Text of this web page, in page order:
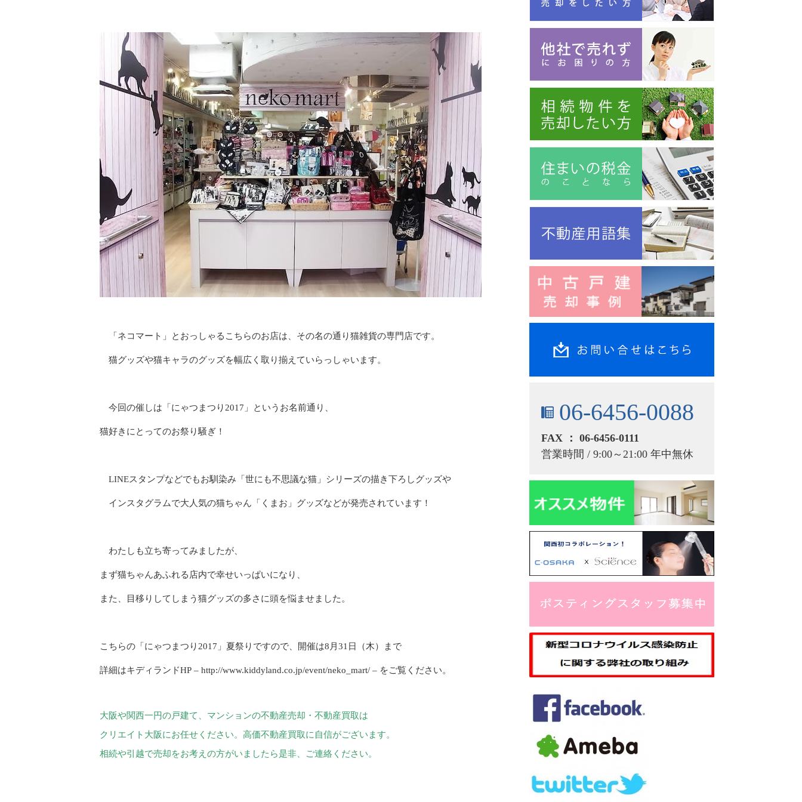
「ネコマート」とおっしゃるこちらのお店は、その名の通り猫雑貨の専門店です。
猫グッズや猫キャラのグッズを幅広く取り揃えていらっしゃいます。
今回の催しは「にゃつまつり2017」というお名前通り、
猫好きにとってのお祭り騒ぎ！
LINEスタンプなどでもお馴染み「世にも不思議な猫」シリーズの描き下ろしグッズや
インスタグラムで大人気の猫ちゃん「くまお」グッズなどが発売されています！
わたしも立ち寄ってみましたが、
まず猫ちゃんあふれる店内で幸せいっぱいになり、
また、目移りしてしまう猫グッズの多さに頭を悩ませました。
こちらの「にゃつまつり2017」夏祭りですので、開催は8月31日（木）まで
詳細はキディランドHP – http://www.kiddyland.co.jp/event/neko_mart/ – をご覧ください。
大阪や関西一円の戸建て、マンションの不動産売却・不動産買取は
クリエイト大阪にお任せください。高価不動産買取に自信がございます。
相続や引越で売却をお考えの方がいましたら是非、ご連絡ください。
06-6456-0088
FAX ： 06-6456-0111
営業時間 / 9:00～21:00 年中無休